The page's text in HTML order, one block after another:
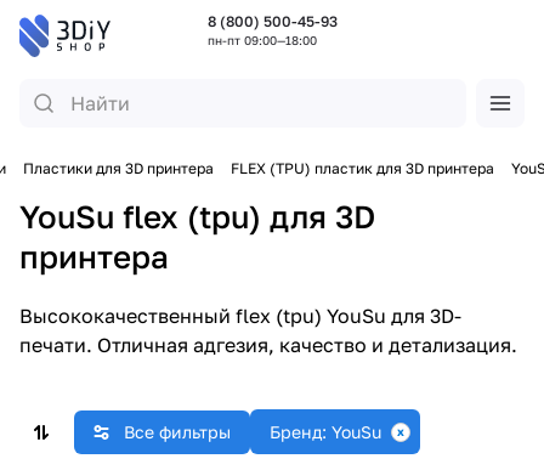
8 (800) 500-45-93
пн-пт 09:00—18:00
Пластики для 3D принтера FLEX (TPU) пластик для 3D принтера
YouSu flex (tpu) для 3D
принтера
Высококачественный flex (tpu) YouSu для 3D-
печати. Отличная адгезия, качество и детализация.
Все фильтры Бренд: YouSu